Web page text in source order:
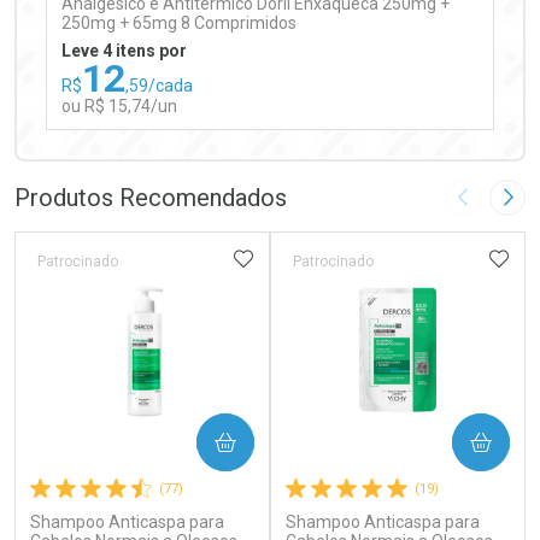
250mg + 65mg 8 Comprimidos
Leve 4 itens por
R$12,59/cada
ou R$ 15,74/un
Laboratório
Ativar Desconto
Comprar sem Desconto
Por Menos
Comprar sem Desconto
Produtos Recomendados Imagem
(77)
Shampoo Anticaspa para
Patrocinado ADICIONAR AOS FAVORITOS
COMPRAR
(19)
Shampoo Anticaspa para
Patrocinado
COMPRAR